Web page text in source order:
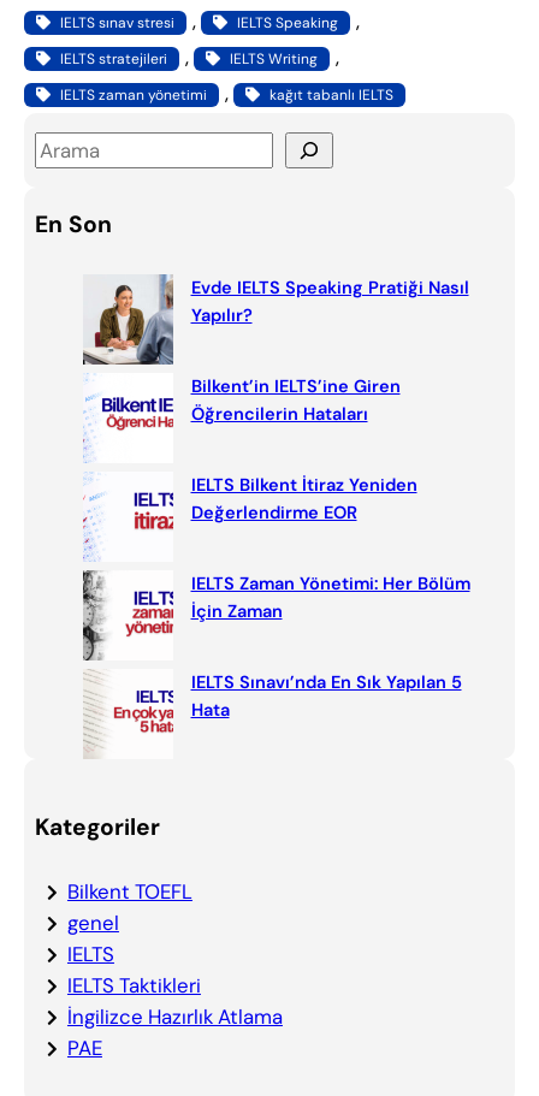
IELTS sınav stresi , IELTS Speaking ,
IELTS stratejileri , IELTS Writing ,
IELTS zaman yönetimi , kağıt tabanlı IELTS
S
a
r
En Son
Evde IELTS Speaking Pratiği Nasıl
Yapılır?
Bilkent’in IELTS’ine Giren
Öğrencilerin Hataları
IELTS Bilkent İtiraz Yeniden
Değerlendirme EOR
IELTS Zaman Yönetimi: Her Bölüm
İçin Zaman
IELTS Sınavı’nda En Sık Yapılan 5
Hata
Kategoriler
Bilkent TOEFL
genel
IELTS
IELTS Taktikleri
İngilizce Hazırlık Atlama
PAE